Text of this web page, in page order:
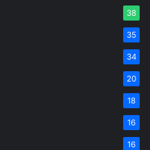
38
35
34
20
18
16
16